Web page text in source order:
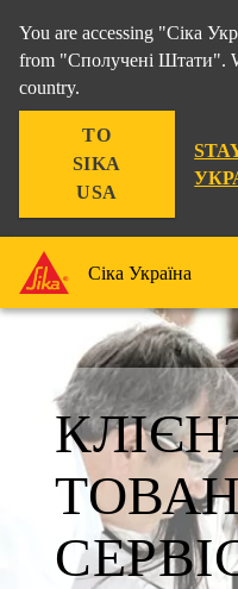
You are accessing "Сіка
from "Сполучені Штати".
country.
TO
SIKA
USA
Сіка Україна